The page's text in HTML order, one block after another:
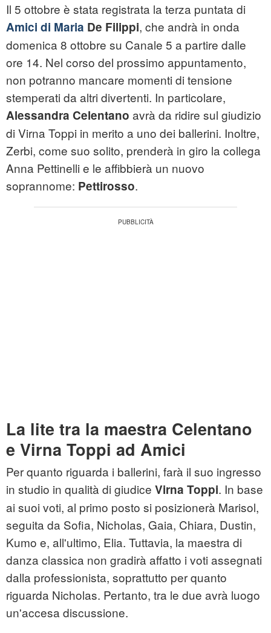
Il 5 ottobre è stata registrata la terza puntata di
Amici di Maria De Filippi, che andrà in onda
domenica 8 ottobre su Canale 5 a partire dalle
ore 14. Nel corso del prossimo appuntamento,
non potranno mancare momenti di tensione
stemperati da altri divertenti. In particolare,
Alessandra Celentano avrà da ridire sul giudizio
di Virna Toppi in merito a uno dei ballerini. Inoltre,
Zerbi, come suo solito, prenderà in giro la collega
Anna Pettinelli e le affibbierà un nuovo
soprannome: Pettirosso.
La lite tra la maestra Celentano
e Virna Toppi ad Amici
Per quanto riguarda i ballerini, farà il suo ingresso
in studio in qualità di giudice Virna Toppi. In base
ai suoi voti, al primo posto si posizionerà Marisol,
seguita da Sofia, Nicholas, Gaia, Chiara, Dustin,
Kumo e, all'ultimo, Elia. Tuttavia, la maestra di
danza classica non gradirà affatto i voti assegnati
dalla professionista, soprattutto per quanto
riguarda Nicholas. Pertanto, tra le due avrà luogo
un'accesa discussione.